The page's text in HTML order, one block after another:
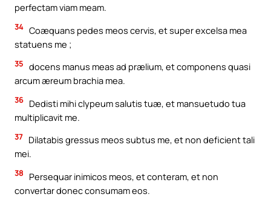
perfectam viam meam.
34 Coæquans pedes meos cervis, et super excelsa mea
statuens me ;
35 docens manus meas ad prælium, et componens quasi
arcum æreum brachia mea.
36 Dedisti mihi clypeum salutis tuæ, et mansuetudo tua
multiplicavit me.
37 Dilatabis gressus meos subtus me, et non deficient tali
mei.
38
Persequar inimicos meos, et conteram, et non
convertar donec consumam eos.